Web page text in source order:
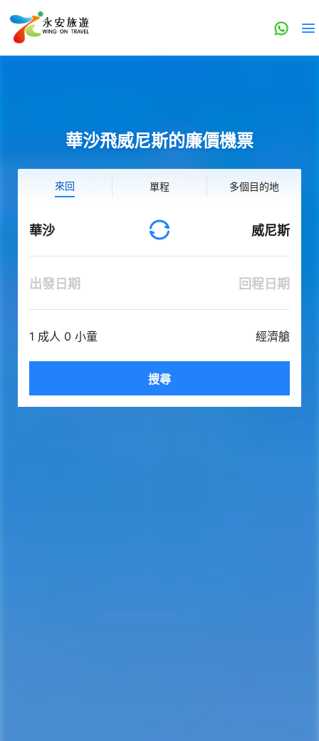
華沙飛威尼斯的廉價機票
來回 單程 多個目的地
華沙 威尼斯
出發日期 回程日期
1 成人 0 小童 經濟艙
搜尋